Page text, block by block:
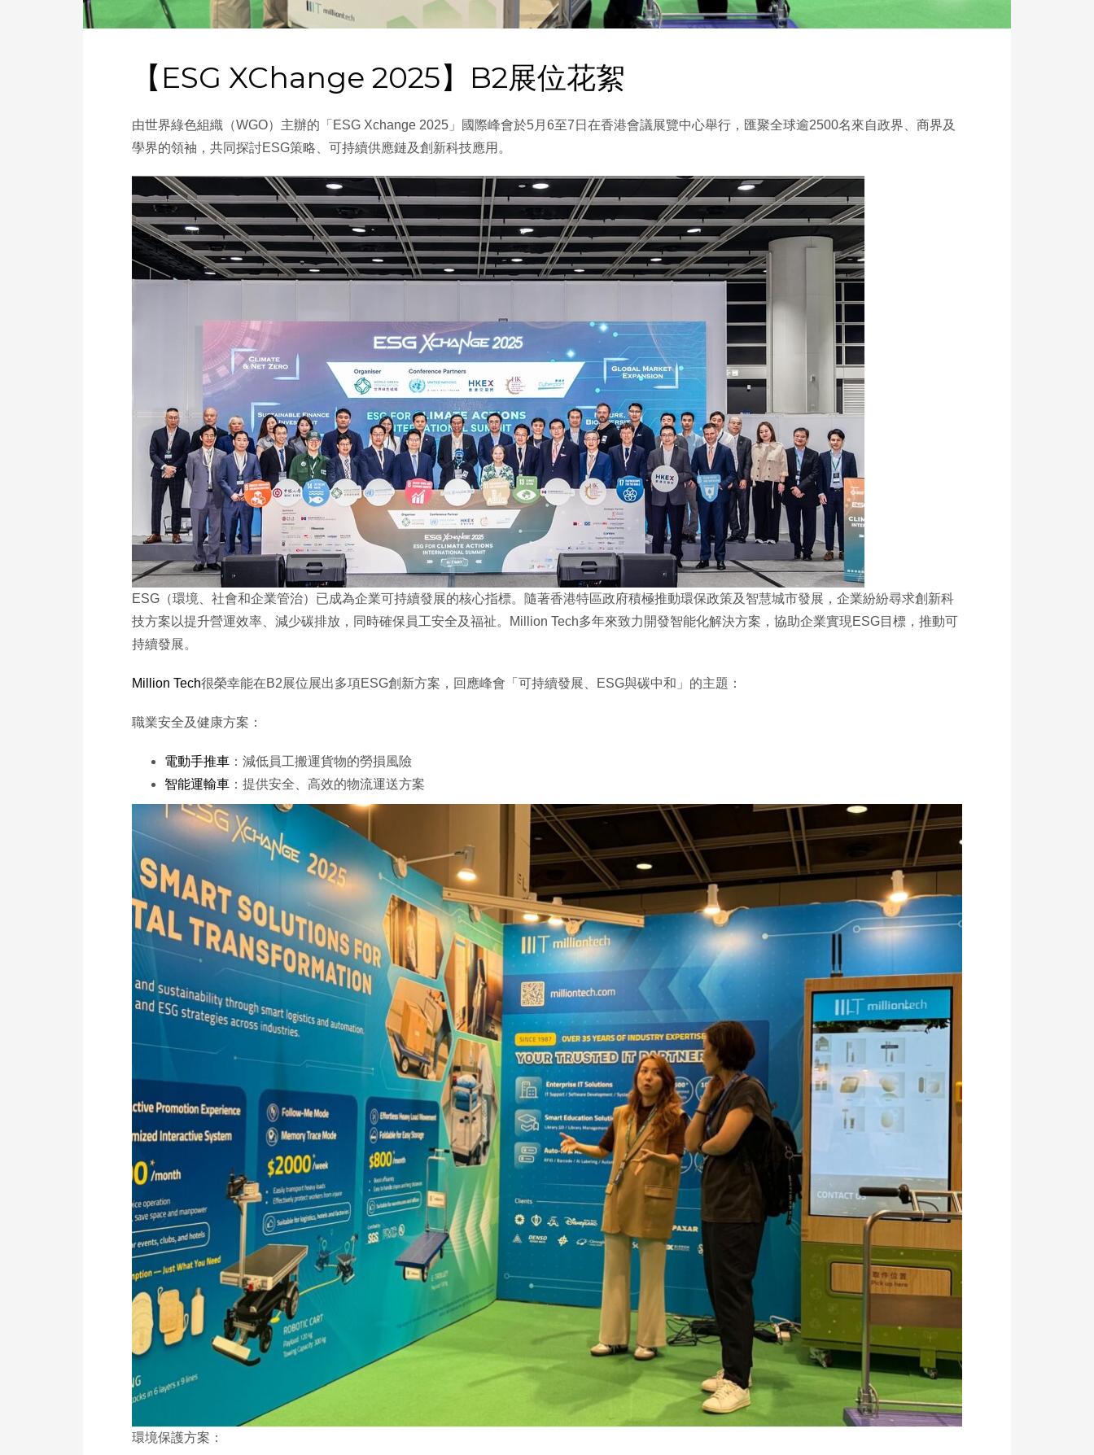
【ESG XChange 2025】B2展位花絮
由世界綠色組織（WGO）主辦的「ESG Xchange 2025」國際峰會於5月6至7日在香港會議展覽中心舉行，匯聚全球逾2500名來自政界、商界及
學界的領袖，共同探討ESG策略、可持續供應鏈及創新科技應用。
ESG（環境、社會和企業管治）已成為企業可持續發展的核心指標。隨著香港特區政府積極推動環保政策及智慧城市發展，企業紛紛尋求創新科
技方案以提升營運效率、減少碳排放，同時確保員工安全及福祉。Million Tech多年來致力開發智能化解決方案，協助企業實現ESG目標，推動可
持續發展。
Million Tech很榮幸能在B2展位展出多項ESG創新方案，回應峰會「可持續發展、ESG與碳中和」的主題：
職業安全及健康方案：
電動手推車 ：減低員工搬運貨物的勞損風險
智能運輸車 ：提供安全、高效的物流運送方案
環境保護方案：